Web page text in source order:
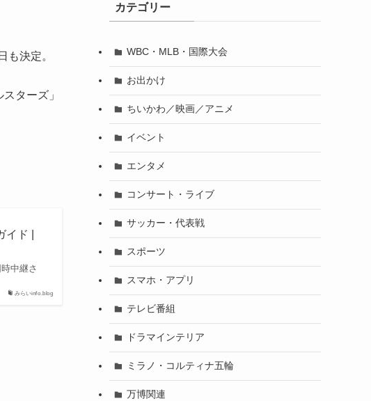
も決定。
ターズ」
みらいinfo.blog
ド |
中継さ
カテゴリー
WBC・MLB・国際大会
お出かけ
ちいかわ／映画／アニメ
イベント
エンタメ
コンサート・ライブ
サッカー・代表戦
スポーツ
スマホ・アプリ
テレビ番組
ドラマインテリア
ミラノ・コルティナ五輪
万博関連